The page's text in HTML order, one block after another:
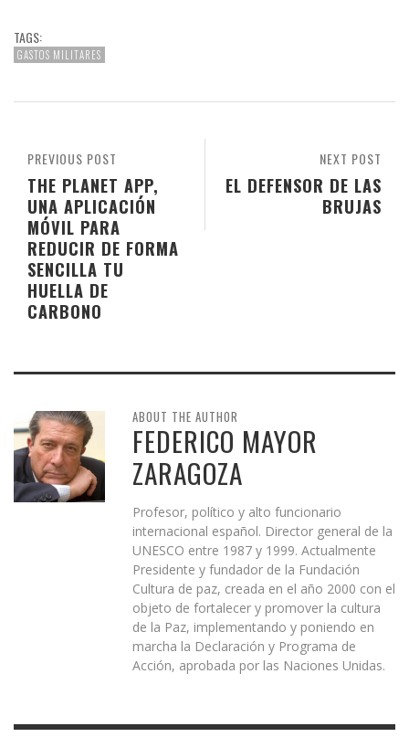
TAGS:
GASTOS MILITARES
NEXT POST
EL DEFENSOR DE LAS
BRUJAS
PREVIOUS POST
THE PLANET APP,
UNA APLICACIÓN
MÓVIL PARA
REDUCIR DE FORMA
SENCILLA TU
HUELLA DE
CARBONO
ABOUT THE AUTHOR
FEDERICO MAYOR
ZARAGOZA
Profesor, político y alto funcionario
internacional español. Director general de la
UNESCO entre 1987 y 1999. Actualmente
Presidente y fundador de la Fundación
Cultura de paz, creada en el año 2000 con el
objeto de fortalecer y promover la cultura
de la Paz, implementando y poniendo en
marcha la Declaración y Programa de
Acción, aprobada por las Naciones Unidas.